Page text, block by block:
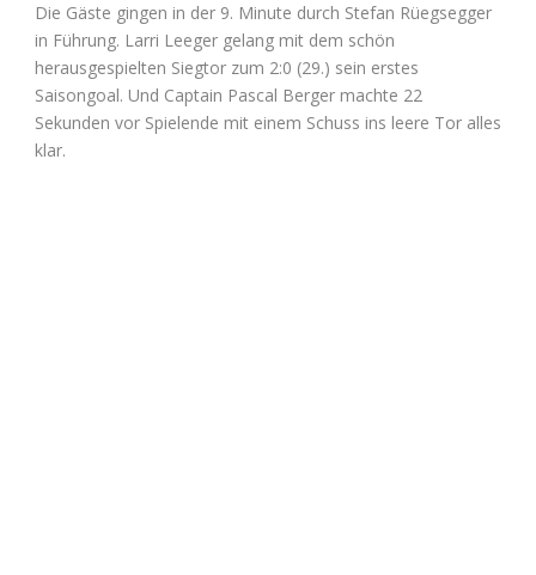
Die Gäste gingen in der 9. Minute durch Stefan Rüegsegger
in Führung. Larri Leeger gelang mit dem schön
herausgespielten Siegtor zum 2:0 (29.) sein erstes
Saisongoal. Und Captain Pascal Berger machte 22
Sekunden vor Spielende mit einem Schuss ins leere Tor alles
klar.